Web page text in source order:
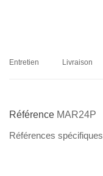
Entretien Livraison
Référence MAR24P
Références spécifiques